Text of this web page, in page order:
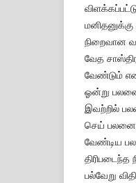
நிறைவான
வேத
வேண்டும்
ஓன்று
இவற்றில்
செய் பலனை
வேண்டிய
பல்வேறு